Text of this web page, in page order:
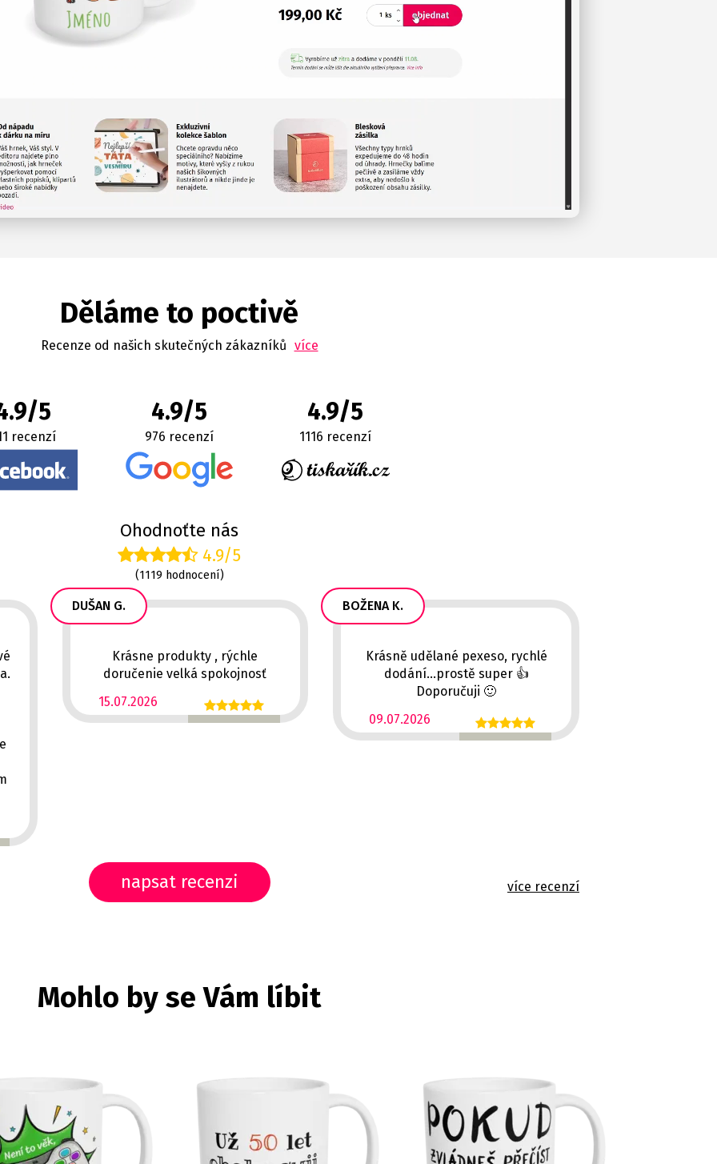
Děláme to poctivě
Recenze od našich skutečných zákazníků více
5
recenzí
4.9/5
976 recenzí
4.9/5
1116 recenzí
Ohodnoťte nás
4.9/5
(1119 hodnocení)
DUŠAN G.
15.07.2026
Krásne produkty , rýchle
doručenie velká spokojnosť
BOŽENA K.
09.07.2026
Krásně udělané pexeso, rychlé
dodání...prostě super 👍
Doporučuji 🙂
napsat recenzi více recenzí
Mohlo by se Vám líbit